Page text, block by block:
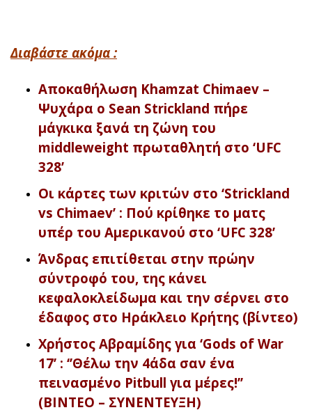
Διαβάστε ακόμα :
Αποκαθήλωση Khamzat Chimaev –
Ψυχάρα ο Sean Strickland πήρε
μάγκικα ξανά τη ζώνη του
middleweight πρωταθλητή στο ‘UFC
328’
Οι κάρτες των κριτών στο ‘Strickland
vs Chimaev’ : Πού κρίθηκε το ματς
υπέρ του Αμερικανού στο ‘UFC 328’
Άνδρας επιτίθεται στην πρώην
σύντροφό του, της κάνει
κεφαλοκλείδωμα και την σέρνει στο
έδαφος στο Ηράκλειο Κρήτης (βίντεο)
Χρήστος Αβραμίδης για ‘Gods of War
17’ : ‘’Θέλω την 4άδα σαν ένα
πεινασμένο Pitbull για μέρες!’’
(ΒΙΝΤΕΟ – ΣΥΝΕΝΤΕΥΞΗ)